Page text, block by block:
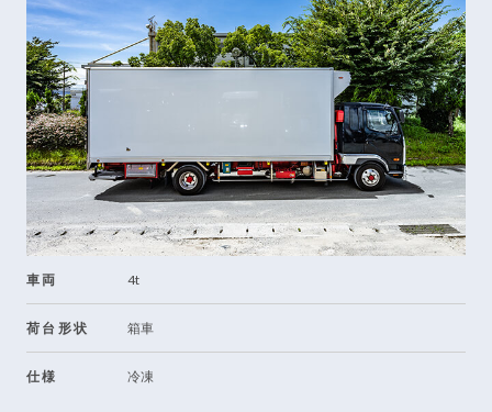
車両 4t
荷台形状 箱車
仕様 冷凍